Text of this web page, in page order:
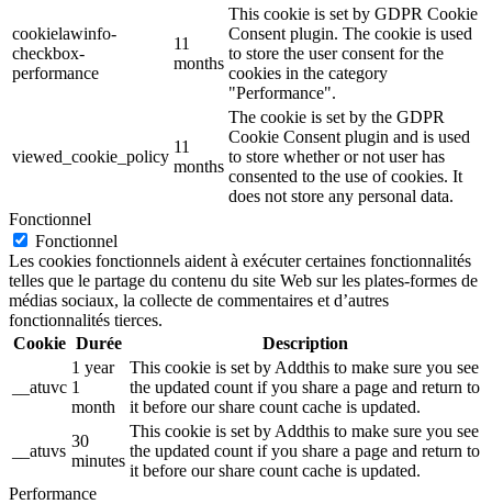
cookielawinfo-
checkbox-
performance
11
months
This cookie is set by GDPR Cookie
Consent plugin. The cookie is used
to store the user consent for the
cookies in the category
"Performance".
viewed_cookie_policy
11
months
The cookie is set by the GDPR
Cookie Consent plugin and is used
to store whether or not user has
consented to the use of cookies. It
does not store any personal data.
Fonctionnel
Fonctionnel
Les cookies fonctionnels aident à exécuter certaines fonctionnalités
telles que le partage du contenu du site Web sur les plates-formes de
médias sociaux, la collecte de commentaires et d’autres
fonctionnalités tierces.
Cookie Durée Description
__atuvc
1 year
1
month
This cookie is set by Addthis to make sure you see
the updated count if you share a page and return to
it before our share count cache is updated.
__atuvs
30
minutes
This cookie is set by Addthis to make sure you see
the updated count if you share a page and return to
it before our share count cache is updated.
Performance